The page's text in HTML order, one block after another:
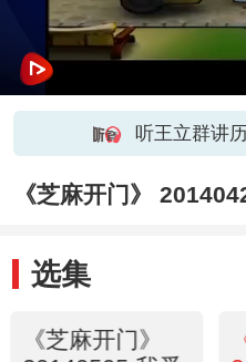
听王立群讲
《芝麻开门》
选集
《芝麻开门》